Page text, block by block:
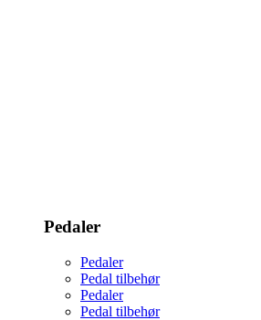
Pedaler
Pedaler
Pedal tilbehør
Pedaler
Pedal tilbehør